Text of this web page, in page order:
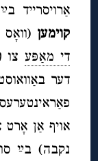
אַרויסרייד
קוימען
די מאַפּע צו
דער
אויף אַן אָרט
נקבה) בײַ